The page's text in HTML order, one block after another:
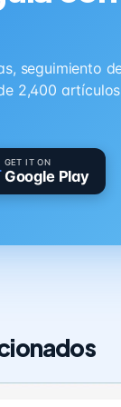
seguimiento
2,400
GET IT ON
Google Play